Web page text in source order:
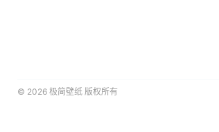
© 2026 极简壁纸 版权所有